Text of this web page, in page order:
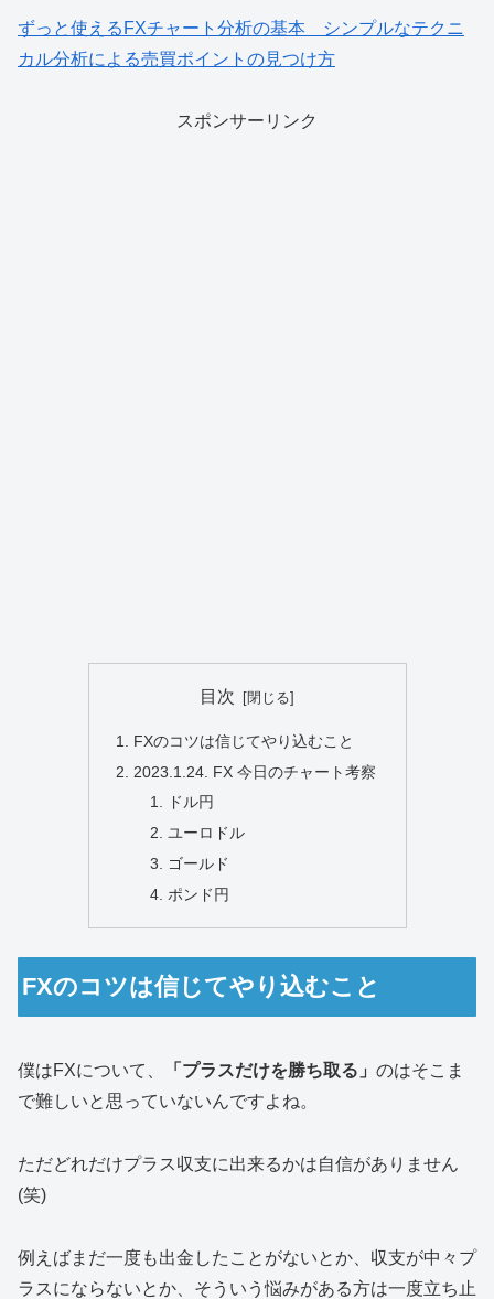
ずっと使えるFXチャート分析の基本 シンプルなテクニ
カル分析による売買ポイントの見つけ方
スポンサーリンク
目次
FXのコツは信じてやり込むこと
2023.1.24. FX 今日のチャート考察
ドル円
ユーロドル
ゴールド
ポンド円
FXのコツは信じてやり込むこと
僕はFXについて、 「プラスだけを勝ち取る」 のはそこま
で難しいと思っていないんですよね。
ただどれだけプラス収支に出来るかは自信がありません
(笑)
例えばまだ一度も出金したことがないとか、収支が中々プ
ラスにならないとか、そういう悩みがある方は一度立ち止